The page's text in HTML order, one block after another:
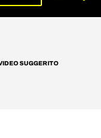
SUGGERITO